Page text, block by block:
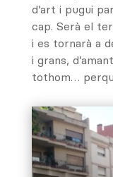
d’art i pugui
cap. Serà el
i es tornarà a
i grans,
tothom…